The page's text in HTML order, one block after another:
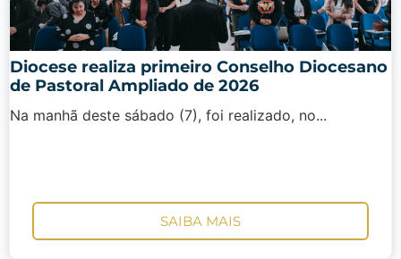
Diocese realiza primeiro Conselho Diocesano
de Pastoral Ampliado de 2026
Na manhã deste sábado (7), foi realizado, no...
SAIBA MAIS